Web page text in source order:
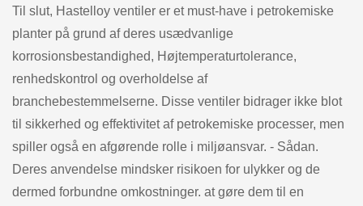
Til slut, Hastelloy ventiler er et must-have i petrokemiske
planter på grund af deres usædvanlige
korrosionsbestandighed, Højtemperaturtolerance,
renhedskontrol og overholdelse af
branchebestemmelserne. Disse ventiler bidrager ikke blot
til sikkerhed og effektivitet af petrokemiske processer, men
spiller også en afgørende rolle i miljøansvar. - Sådan.
Deres anvendelse mindsker risikoen for ulykker og de
dermed forbundne omkostninger. at gøre dem til en